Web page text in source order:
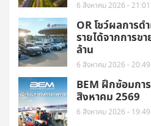
6 สิงหาคม 2026 -
OR โชว์ผลการ
รายได้จากการข
ล้าน
6 สิงหาคม 2026 -
BEM ฝึกซ้อมกา
สิงหาคม 2569
6 สิงหาคม 2026 -